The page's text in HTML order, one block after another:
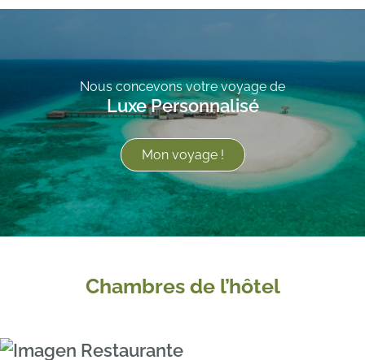
Nous concevons votre voyage de
Luxe Personnalisé
Mon voyage !
Chambres de l’hôtel